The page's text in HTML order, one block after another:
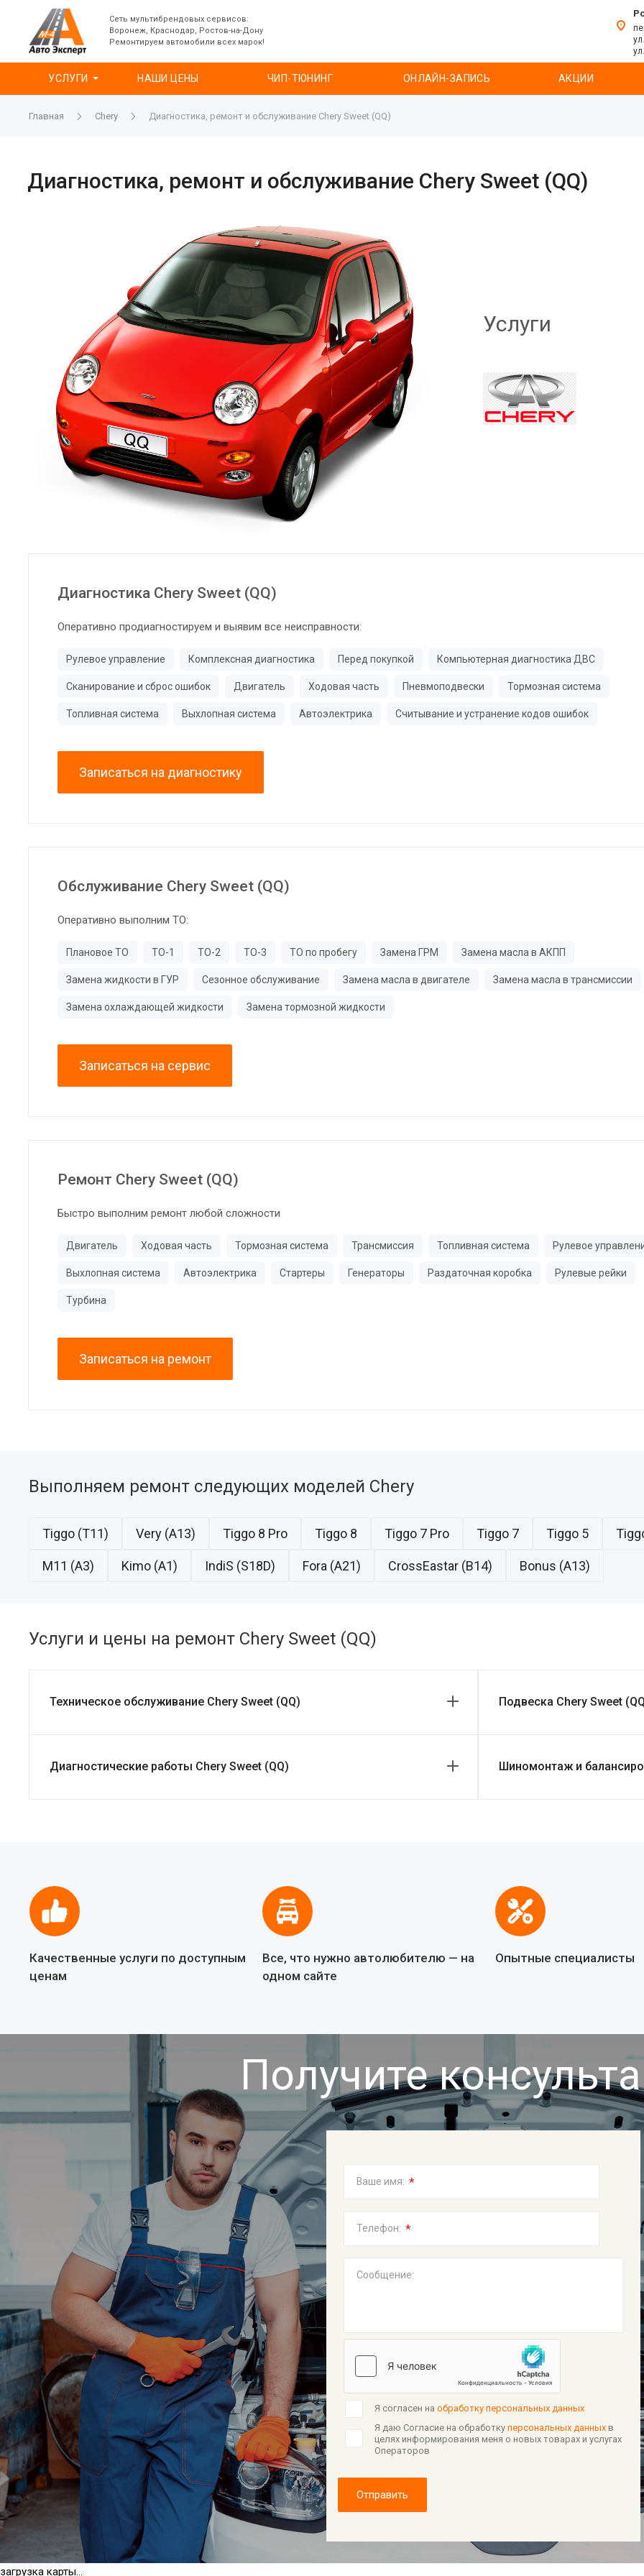
Сеть мультибрендовых сервисов:
Воронеж, Краснодар, Ростов-на-Дону
Ремонтируем автомобили всех марок!
УСЛУГИ НАШИ ЦЕНЫ ЧИП-ТЮНИНГ ОНЛАЙН-ЗАПИСЬ АКЦИИ
Главная Chery Диагностика, ремонт и обслуживание Chery Sweet (QQ)
Диагностика, ремонт и обслуживание Chery Sweet (QQ)
Услуги
Диагностика Chery Sweet (QQ)
Оперативно продиагностируем и выявим все неисправности:
Рулевое управление Комплексная диагностика Перед покупкой Компьютерная диагностика ДВС
Сканирование и сброс ошибок Двигатель Ходовая часть Пневмоподвески Тормозная система
Топливная система Выхлопная система Автоэлектрика Считывание и устранение кодов ошибок
Записаться на диагностику
Обслуживание Chery Sweet (QQ)
Оперативно выполним ТО:
Плановое ТО ТО-1 ТО-2 ТО-3 ТО по пробегу Замена ГРМ Замена масла в АКПП
Замена жидкости в ГУР Сезонное обслуживание Замена масла в двигателе Замена масла в трансмиссии
Замена охлаждающей жидкости Замена тормозной жидкости
Записаться на сервис
Ремонт Chery Sweet (QQ)
Быстро выполним ремонт любой сложности
Двигатель Ходовая часть Тормозная система Трансмиссия Топливная система Рулевое
Выхлопная система Автоэлектрика Стартеры Генераторы Раздаточная коробка Рулевые рейки
Турбина
Записаться на ремонт
Выполняем ремонт следующих моделей Chery
Tiggo (T11) Very (A13) Tiggo 8 Pro Tiggo 8 Tiggo 7 Pro Tiggo 7 Tiggo 5
M11 (A3) Kimo (A1) IndiS (S18D) Fora (A21) CrossEastar (B14) Bonus (A13)
Услуги и цены на ремонт Chery Sweet (QQ)
Техническое обслуживание Chery Sweet (QQ) Подвеска Chery Sweet
Диагностические работы Chery Sweet (QQ) Шиномонтаж и
Качественные услуги по доступным
ценам
Все, что нужно автолюбителю — на
одном сайте
Опытные специалисты
Получите
Ваше имя: *
Телефон: *
Сообщение:
Я согласен на обработку персональных данных
Я даю Согласие на обработку персональных данныхв
целях информирования меня о новых товарах и услугах
Операторов
Отправить
загрузка карты...